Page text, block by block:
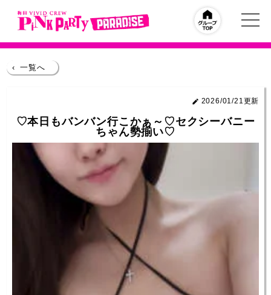
‹ 一覧へ
2026/01/21更新
♡本日もバンバン行こかぁ～♡セクシーバニー
ちゃん勢揃い♡